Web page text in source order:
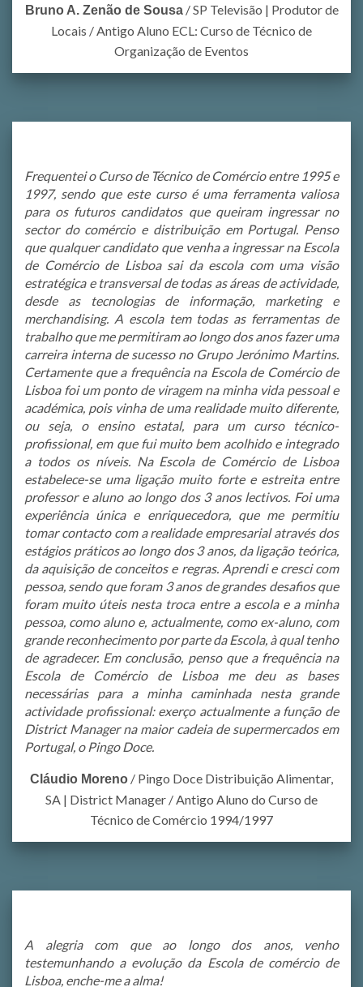
Bruno A. Zenão de Sousa /SP Televisão | Produtor de
Locais / Antigo Aluno ECL: Curso de Técnico de
Organização de Eventos
Frequentei o Curso de Técnico de Comércio entre 1995 e
1997, sendo que este curso é uma ferramenta valiosa
para os futuros candidatos que queiram ingressar no
sector do comércio e distribuição em Portugal. Penso
que qualquer candidato que venha a ingressar na Escola
de Comércio de Lisboa sai da escola com uma visão
estratégica e transversal de todas as áreas de actividade,
desde as tecnologias de informação, marketing e
merchandising. A escola tem todas as ferramentas de
trabalho que me permitiram ao longo dos anos fazer uma
carreira interna de sucesso no Grupo Jerónimo Martins.
Certamente que a frequência na Escola de Comércio de
Lisboa foi um ponto de viragem na minha vida pessoal e
académica, pois vinha de uma realidade muito diferente,
ou seja, o ensino estatal, para um curso técnico-
profissional, em que fui muito bem acolhido e integrado
a todos os níveis. Na Escola de Comércio de Lisboa
estabelece-se uma ligação muito forte e estreita entre
professor e aluno ao longo dos 3 anos lectivos. Foi uma
experiência única e enriquecedora, que me permitiu
tomar contacto com a realidade empresarial através dos
estágios práticos ao longo dos 3 anos, da ligação teórica,
da aquisição de conceitos e regras. Aprendi e cresci com
pessoa, sendo que foram 3 anos de grandes desafios que
foram muito úteis nesta troca entre a escola e a minha
pessoa, como aluno e, actualmente, como ex-aluno, com
grande reconhecimento por parte da Escola, à qual tenho
de agradecer. Em conclusão, penso que a frequência na
Escola de Comércio de Lisboa me deu as bases
necessárias para a minha caminhada nesta grande
actividade profissional: exerço actualmente a função de
District Manager na maior cadeia de supermercados em
Portugal, o Pingo Doce.
Cláudio Moreno / Pingo Doce Distribuição Alimentar,
SA | District Manager / Antigo Aluno do Curso de
Técnico de Comércio 1994/1997
A alegria com que ao longo dos anos, venho
testemunhando a evolução da Escola de comércio de
Lisboa, enche-me a alma!